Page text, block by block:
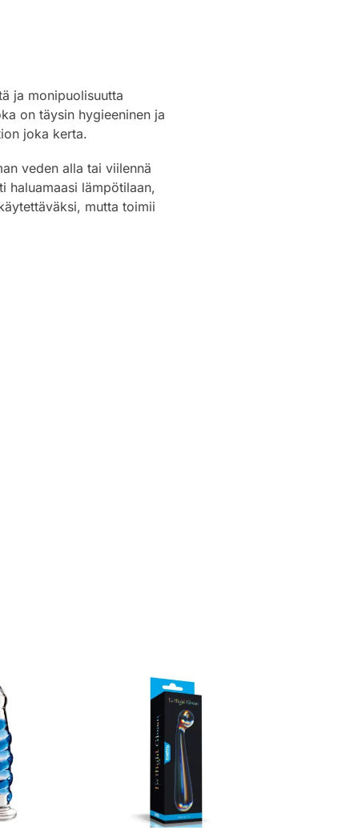
ja monipuolisuutta
on täysin hygieeninen ja
joka kerta.
veden alla tai viilennä
haluamaasi lämpötilaan,
mutta toimii